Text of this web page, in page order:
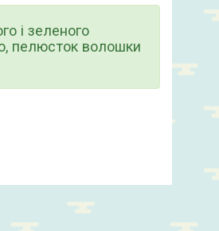
і зеленого
пелюсток волошки